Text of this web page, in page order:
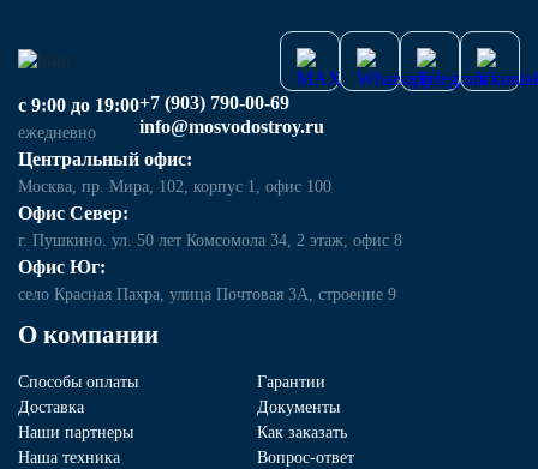
О компании
Способы оплаты
Гарантии
Доставка
Документы
Наши партнеры
Как заказать
Наша техника
Вопрос-ответ
с 9:00 до 19:00
ежедневно
+7 (903) 790-00-69
info@mosvodostroy.ru
Центральный офис:
Москва, пр. Мира, 102, корпус 1, офис 100
Офис Север:
г. Пушкино. ул. 50 лет Комсомола 34, 2 этаж, офис 8
Офис Юг:
село Красная Пахра, улица Почтовая 3А, строение 9